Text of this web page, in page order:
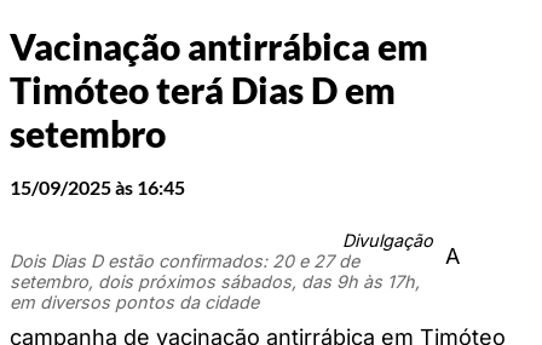
Vacinação antirrábica em
Timóteo terá Dias D em
setembro
15/09/2025 às 16:45
Divulgação
Dois Dias D estão confirmados: 20 e 27 de
setembro, dois próximos sábados, das 9h às 17h,
em diversos pontos da cidade
A
campanha de vacinação antirrábica em Timóteo